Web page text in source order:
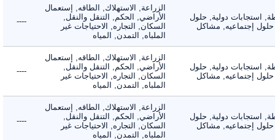
استجابات دولية, حلول
إجتماعيه, مشاكل
الزراعة, الاستهلاك, الطاقه, إستعمال
الأراضي, الحكم, التنقل والنقل,
السكان, التجاره, الاحتياجات غير
الملباه, التمدن, المياه
----
استجابات دولية, حلول
إجتماعيه, مشاكل
الزراعة, الاستهلاك, الطاقه, إستعمال
الأراضي, الحكم, التنقل والنقل,
السكان, التجاره, الاحتياجات غير
الملباه, التمدن, المياه
----
استجابات دولية, حلول
إجتماعيه, مشاكل
الزراعة, الاستهلاك, الطاقه, إستعمال
الأراضي, الحكم, التنقل والنقل,
السكان, التجاره, الاحتياجات غير
الملباه, التمدن, المياه
----